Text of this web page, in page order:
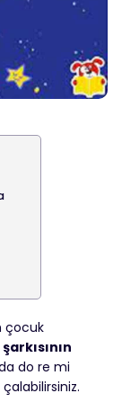
çocuk
do re mi